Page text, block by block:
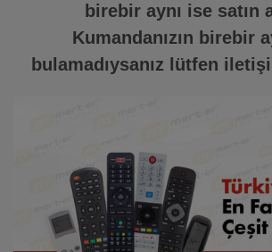
birebir aynı ise satın
Kumandanızın birebir
bulamadıysanız lütfen